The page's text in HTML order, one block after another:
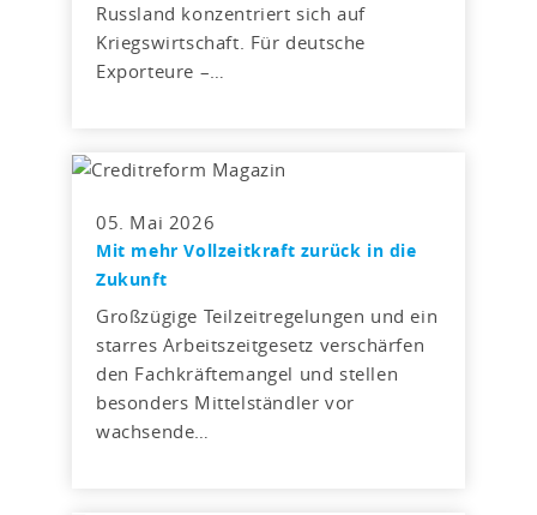
Russland konzentriert sich auf
Kriegswirtschaft. Für deutsche
Exporteure –…
05. Mai 2026
Mit mehr Vollzeitkraft zurück in die
Zukunft
Großzügige Teilzeitregelungen und ein
starres Arbeitszeitgesetz verschärfen
den Fachkräftemangel und stellen
besonders Mittelständler vor
wachsende…